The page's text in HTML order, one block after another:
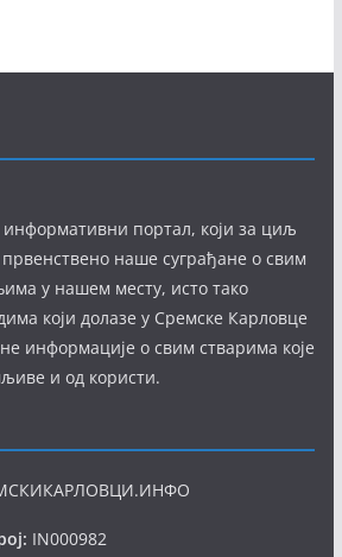
портал, који за циљ
наше суграђане о свим
у нашем месту, исто тако
који долазе у Сремске Карловце
информације о свим стварима које
и од користи.
IN000982